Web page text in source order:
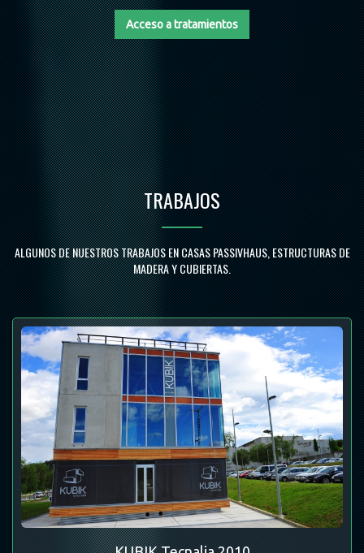
Acceso a tratamientos
SERVICE SECTION END-->
TRABAJOS
ALGUNOS DE NUESTROS TRABAJOS EN CASAS PASSIVHAUS, ESTRUCTURAS DE
MADERA Y CUBIERTAS.